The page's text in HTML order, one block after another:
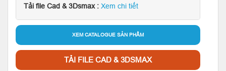
Tải file Cad & 3Dsmax : Xem chi tiết
XEM CATALOGUE SẢN PHẨM
TẢI FILE CAD & 3DSMAX